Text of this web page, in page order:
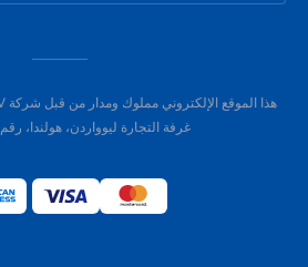
غرفة التجارة ليوواردن، هولندا، رقم 01104443